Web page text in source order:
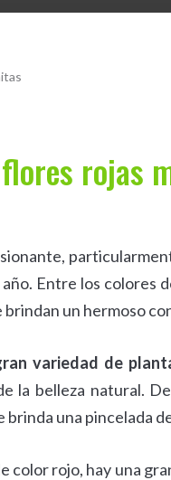
rojas
Entre los colores
brindan un hermoso
variedad de
la belleza natural.
brinda una pincelada
color rojo, hay una